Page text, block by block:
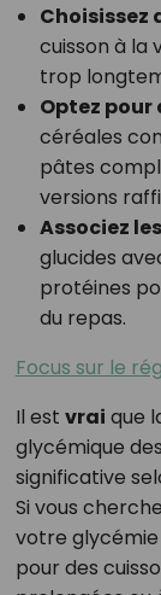
Choisissez
cuisson à la
trop
Optez
céréales
pâtes
versions
Associez
glucides
protéines
du repas.
Focus sur le
Il est vrai que
glycémique
significative
Si vous
votre
pour des